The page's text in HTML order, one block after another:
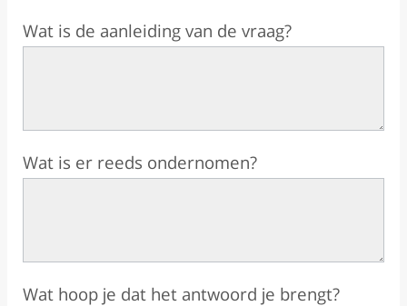
Wat is de aanleiding van de vraag?
Wat is er reeds ondernomen?
Wat hoop je dat het antwoord je brengt?